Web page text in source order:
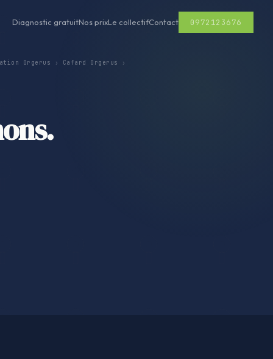
Diagnostic gratuitNos prixLe collectifContact 0972123676
Orgerus › Cafard Orgerus ›